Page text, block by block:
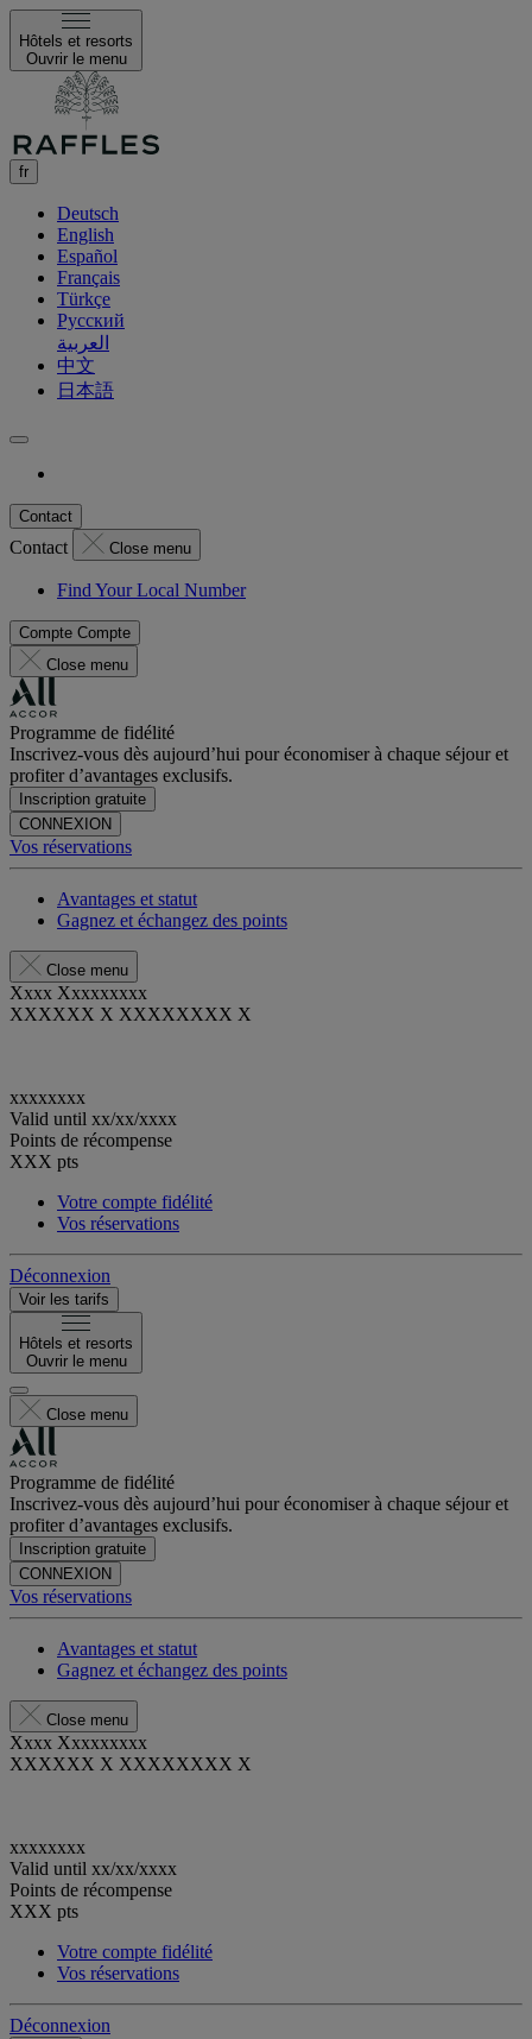
Hôtels et resorts
Ouvrir le menu
fr
Deutsch
English
Español
Français
Türkçe
Русский
العربية
中文
日本語
Contact
Contact Close menu
Find Your Local Number
Compte Compte
Close menu
Programme de fidélité
Inscrivez-vous dès aujourd’hui pour économiser à chaque séjour et
profiter d’avantages exclusifs.
Inscription gratuite
CONNEXION
Vos réservations
Avantages et statut
Gagnez et échangez des points
Close menu
Xxxx Xxxxxxxxx
XXXXXX X XXXXXXXX X
xxxxxxxx
Valid until xx/xx/xxxx
Points de récompense
XXX pts
Votre compte fidélité
Vos réservations
Déconnexion
Voir les tarifs
Hôtels et resorts
Ouvrir le menu
Close menu
Programme de fidélité
Inscrivez-vous dès aujourd’hui pour économiser à chaque séjour et
profiter d’avantages exclusifs.
Inscription gratuite
CONNEXION
Vos réservations
Avantages et statut
Gagnez et échangez des points
Close menu
Xxxx Xxxxxxxxx
XXXXXX X XXXXXXXX X
xxxxxxxx
Valid until xx/xx/xxxx
Points de récompense
XXX pts
Votre compte fidélité
Vos réservations
Déconnexion